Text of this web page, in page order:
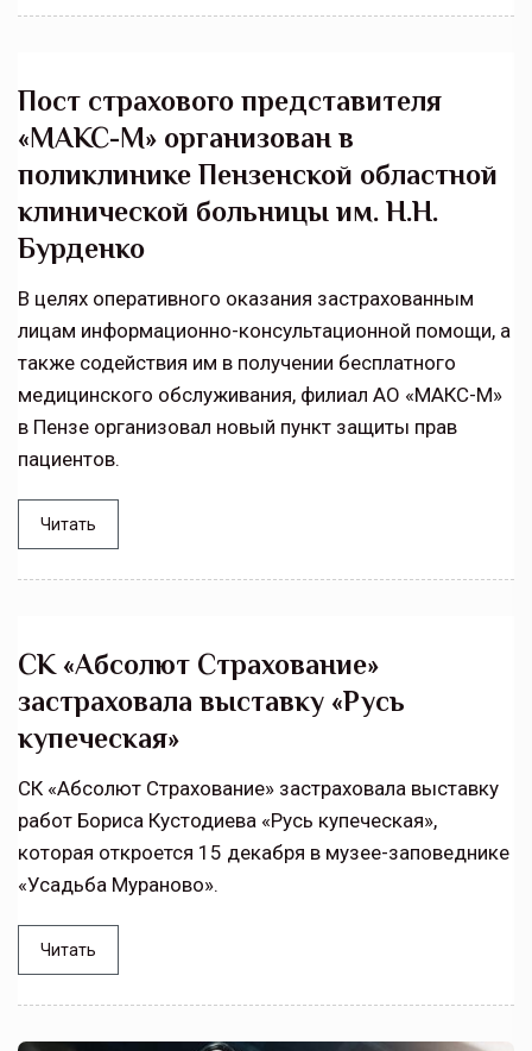
Пост страхового представителя
«МАКС-М» организован в
поликлинике Пензенской областной
клинической больницы им. Н.Н.
Бурденко
В целях оперативного оказания застрахованным
лицам информационно-консультационной помощи, а
также содействия им в получении бесплатного
медицинского обслуживания, филиал АО «МАКС-М»
в Пензе организовал новый пункт защиты прав
пациентов.
Читать
СК «Абсолют Страхование»
застраховала выставку «Русь
купеческая»
СК «Абсолют Страхование» застраховала выставку
работ Бориса Кустодиева «Русь купеческая»,
которая откроется 15 декабря в музее-заповеднике
«Усадьба Мураново».
Читать